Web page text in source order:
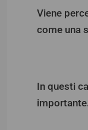
Viene
come una
In questi